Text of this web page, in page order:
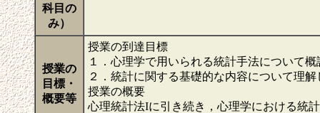
科目の
み）
授業の
目標・
概要等
授業の到達目標
１．心理学で用いられる統計手法について
２．統計に関する基礎的な内容について理
授業の概要
心理統計法Iに引き続き，心理学における統